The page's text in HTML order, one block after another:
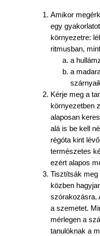
Amikor
egy
környezetre:
ritmusban, mint
a
a
Kérje meg a
környezetben
alaposan
alá is be kell
régóta kint
természetes
ezért alapos
Tisztítsák meg
közben
szórakozásra.
a szemetet.
mérlegen a
tanulóknak a